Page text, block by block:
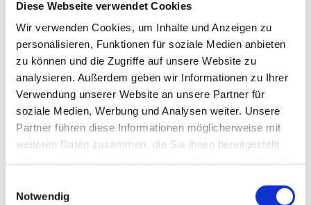
Diese Webseite verwendet Cookies
Wir verwenden Cookies, um Inhalte und Anzeigen zu
personalisieren, Funktionen für soziale Medien anbieten
zu können und die Zugriffe auf unsere Website zu
analysieren. Außerdem geben wir Informationen zu Ihrer
Verwendung unserer Website an unsere Partner für
soziale Medien, Werbung und Analysen weiter. Unsere
Partner führen diese Informationen möglicherweise mit
weiteren Daten zusammen, die Sie ihnen bereitgestellt
Notwendig